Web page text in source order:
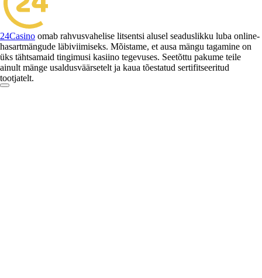
24Casino omab rahvusvahelise litsentsi alusel seaduslikku luba online-
hasartmängude läbiviimiseks. Mõistame, et ausa mängu tagamine on
üks tähtsamaid tingimusi kasiino tegevuses. Seetõttu pakume teile
ainult mänge usaldusväärsetelt ja kaua tõestatud sertifitseeritud
tootjatelt.